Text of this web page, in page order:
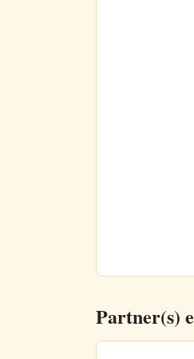
Partner(s)